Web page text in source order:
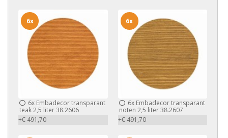
6x Embadecor transparant
teak 2,5 liter 38.2606
+€ 491,70
6x
6xEmbadecor transparant
noten 2,5 liter 38.2607
+€ 491,70
6x